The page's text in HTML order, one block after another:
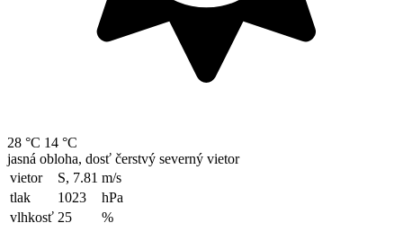
28 °C 14 °C
jasná obloha, dosť čerstvý severný vietor
vietor
S, 7.81 m/s
tlak
1023
hPa
vlhkosť 25 %